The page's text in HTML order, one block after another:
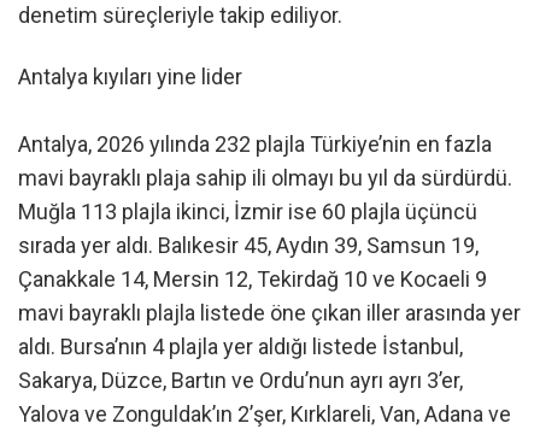
denetim süreçleriyle takip ediliyor.
Antalya kıyıları yine lider
Antalya, 2026 yılında 232 plajla Türkiye’nin en fazla
mavi bayraklı plaja sahip ili olmayı bu yıl da sürdürdü.
Muğla 113 plajla ikinci, İzmir ise 60 plajla üçüncü
sırada yer aldı. Balıkesir 45, Aydın 39, Samsun 19,
Çanakkale 14, Mersin 12, Tekirdağ 10 ve Kocaeli 9
mavi bayraklı plajla listede öne çıkan iller arasında yer
aldı. Bursa’nın 4 plajla yer aldığı listede İstanbul,
Sakarya, Düzce, Bartın ve Ordu’nun ayrı ayrı 3’er,
Yalova ve Zonguldak’ın 2’şer, Kırklareli, Van, Adana ve